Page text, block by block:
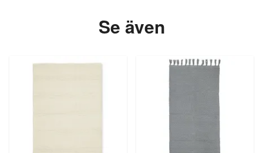
Se även